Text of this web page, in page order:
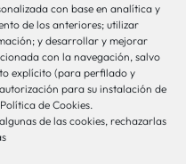
con base en analítica y
de los anteriores; utilizar
y desarrollar y mejorar
con la navegación, salvo
explícito (para perfilado y
para su instalación de
de Cookies.
de las cookies, rechazarlas